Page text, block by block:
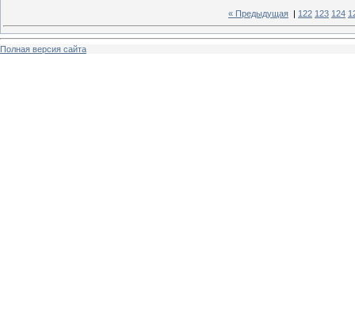
« Предыдущая 122 123 124
Полная версия сайта